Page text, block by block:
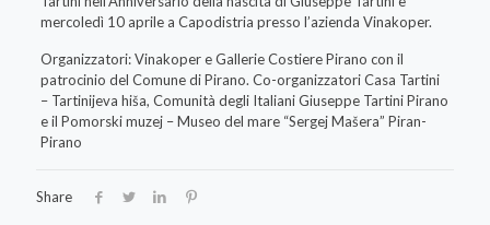
mercoledì 10 aprile a Capodistria presso l’azienda Vinakoper.
Organizzatori: Vinakoper e Gallerie Costiere Pirano con il
patrocinio del Comune di Pirano. Co-organizzatori Casa Tartini
– Tartinijeva hiša, Comunità degli Italiani Giuseppe Tartini Pirano
e il Pomorski muzej – Museo del mare “Sergej Mašera” Piran-
Pirano
Share